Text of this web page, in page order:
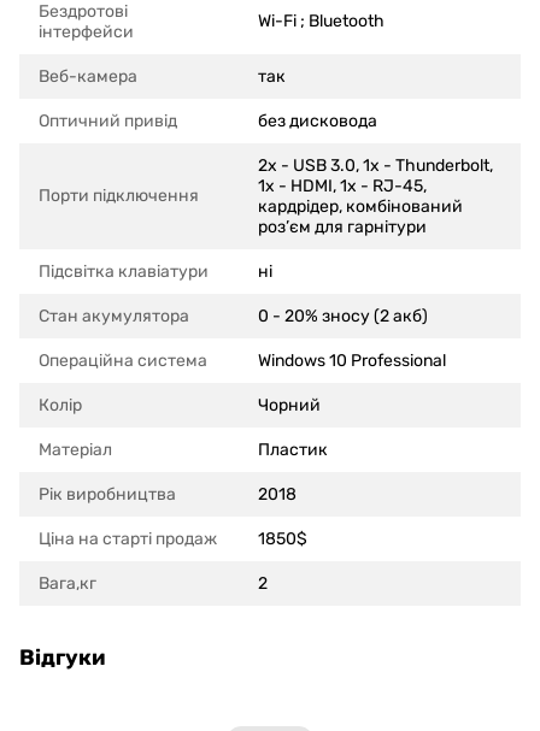
Бездротові
інтерфейси
Wi-Fi ; Bluetooth
Веб-камера так
Оптичний привід без дисковода
Порти підключення
2x - USB 3.0, 1x - Thunderbolt,
1x - HDMI, 1x - RJ-45,
кардрідер, комбінований
роз’єм для гарнітури
Підсвітка клавіатури ні
Стан акумулятора 0 - 20% зносу (2 акб)
Операційна система Windows 10 Professional
Колір Чорний
Матеріал Пластик
Рік виробництва 2018
Ціна на старті продаж 1850$
Вага,кг 2
Відгуки